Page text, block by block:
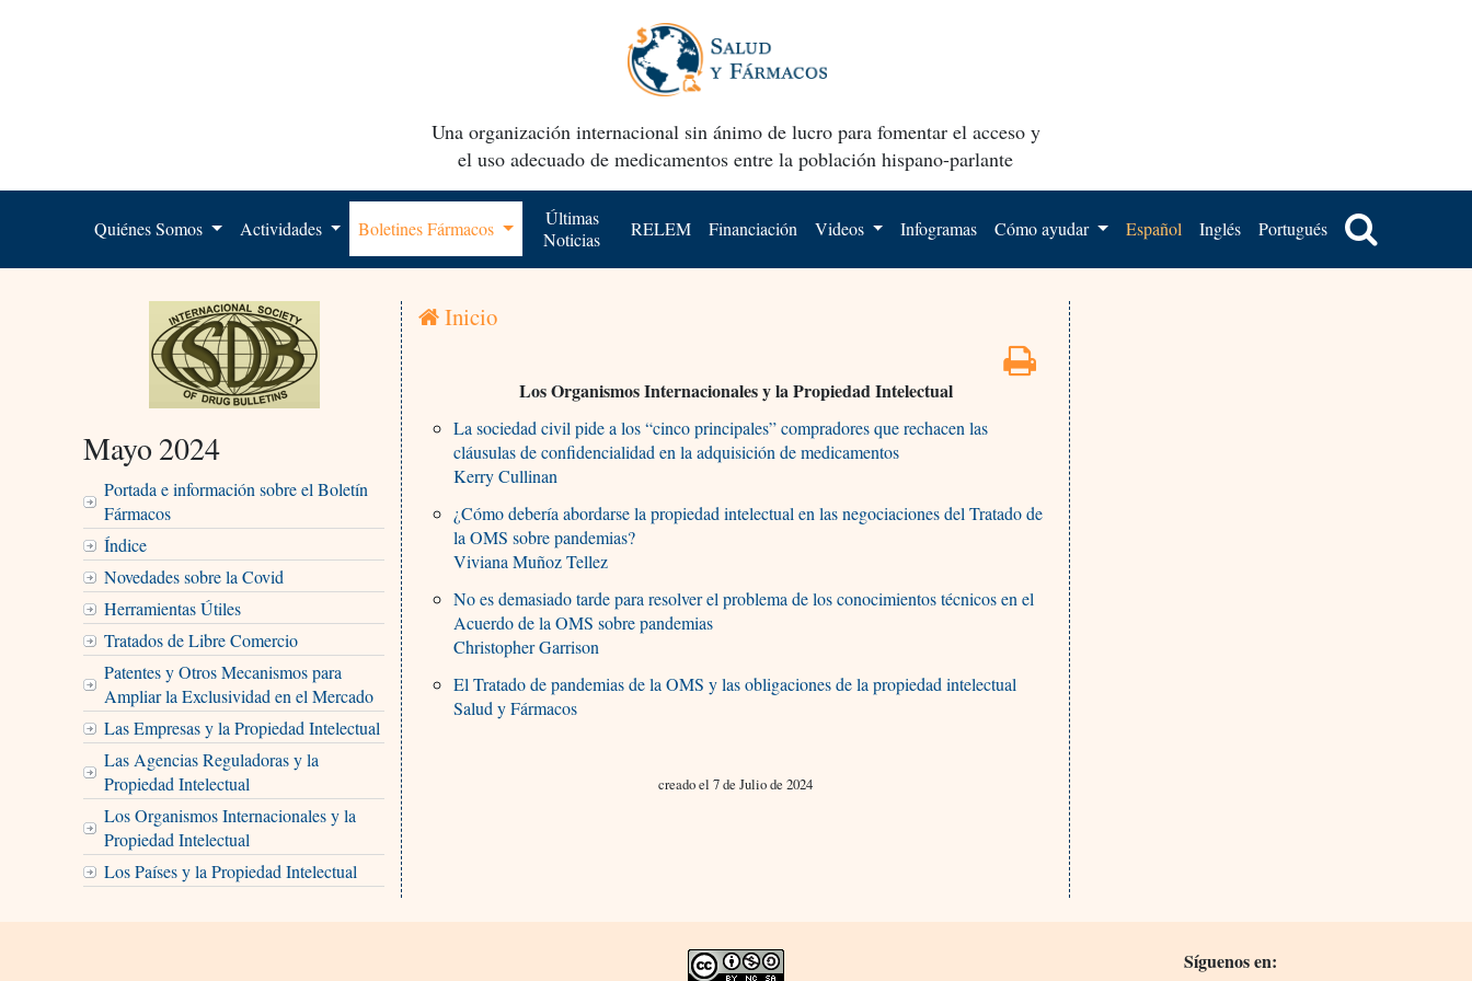
Una organización internacional sin ánimo de lucro para fomentar el acceso y
el uso adecuado de medicamentos entre la población hispano-parlante
Quiénes Somos Actividades Boletines Fármacos
Últimas
Noticias
RELEM Financiación Videos Infogramas Cómo ayudar Español Inglés Portugués
Mayo 2024
Portada e información sobre el Boletín
Fármacos
Índice
Novedades sobre la Covid
Herramientas Útiles
Tratados de Libre Comercio
Patentes y Otros Mecanismos para
Ampliar la Exclusividad en el Mercado
Las Empresas y la Propiedad Intelectual
Las Agencias Reguladoras y la
Propiedad Intelectual
Los Organismos Internacionales y la
Propiedad Intelectual
Los Países y la Propiedad Intelectual
Inicio
Los Organismos Internacionales y la Propiedad Intelectual
La sociedad civil pide a los “cinco principales” compradores que rechacen las
cláusulas de confidencialidad en la adquisición de medicamentos
Kerry Cullinan
¿Cómo debería abordarse la propiedad intelectual en las negociaciones del Tratado de
la OMS sobre pandemias?
Viviana Muñoz Tellez
No es demasiado tarde para resolver el problema de los conocimientos técnicos en el
Acuerdo de la OMS sobre pandemias
Christopher Garrison
El Tratado de pandemias de la OMS y las obligaciones de la propiedad intelectual
Salud y Fármacos
creado el 7 de Julio de 2024
Síguenos en: